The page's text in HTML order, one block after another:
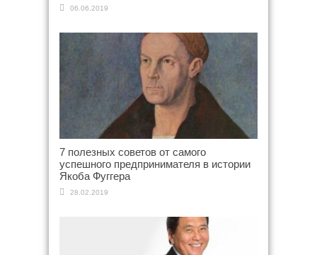
06.06.2019
7 полезных советов от самого
успешного предпринимателя в истории
Якоба Фуггера
28.02.2019